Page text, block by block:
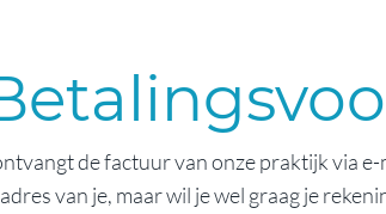
de factuur van onze praktijk via
van je, maar wil je wel graag je